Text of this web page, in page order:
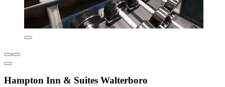
Hampton Inn & Suites Walterboro